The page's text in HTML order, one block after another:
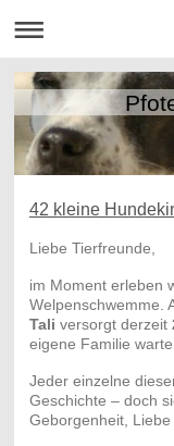
42 kleine
Liebe Tierfreunde,
im Moment erleben
Welpenschwemme.
Tali versorgt derzeit
eigene Familie
Jeder einzelne
Geschichte – doch
Geborgenheit,